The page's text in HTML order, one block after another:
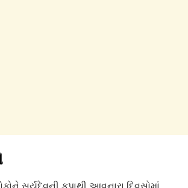
સૂર્યદેવની કૃપાથી આવનારા દિવસોમાં